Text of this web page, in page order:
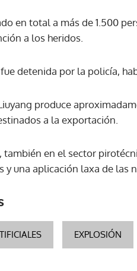
en total a más de 1.500
a los heridos.
detenida por la policía,
produce
a la exportación.
también en el sector
una aplicación laxa de las
EXPLOSIÓN